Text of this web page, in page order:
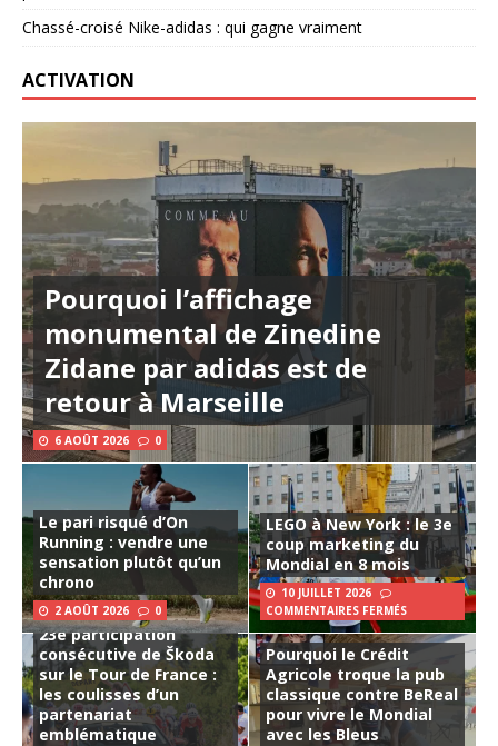
Chassé-croisé Nike-adidas : qui gagne vraiment
ACTIVATION
Pourquoi l’affichage
monumental de Zinedine
Zidane par adidas est de
retour à Marseille
6 AOÛT 2026 0
Le pari risqué d’On
Running : vendre une
sensation plutôt qu’un
chrono
2 AOÛT 2026 0
LEGO à New York : le 3e
coup marketing du
Mondial en 8 mois
10 JUILLET 2026
COMMENTAIRES FERMÉS
23e participation
consécutive de Škoda
sur le Tour de France :
les coulisses d’un
partenariat
emblématique
Pourquoi le Crédit
Agricole troque la pub
classique contre BeReal
pour vivre le Mondial
avec les Bleus